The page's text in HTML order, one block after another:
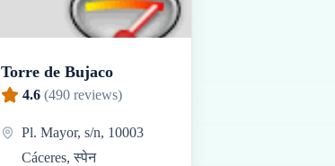
Torre de Bujaco
4.6 (490reviews)
Pl. Mayor, s/n, 10003
Cáceres, स्पेन